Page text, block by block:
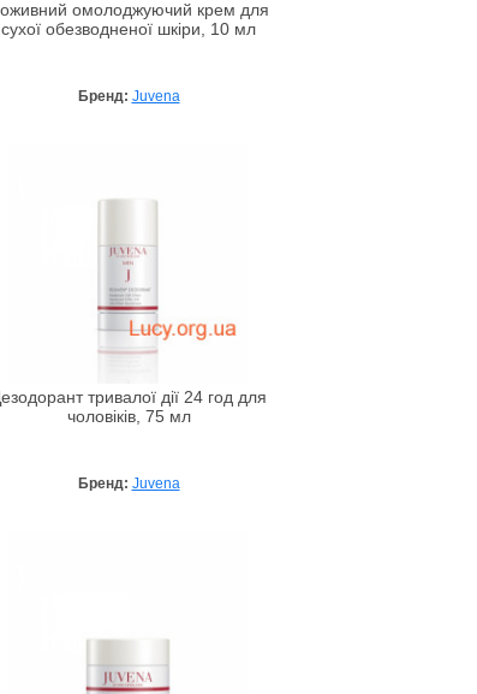
омолоджуючий крем для
сухої обезводненої шкіри, 10 мл
Бренд: Juvena
тривалої дії 24 год для
чоловіків, 75 мл
Бренд: Juvena